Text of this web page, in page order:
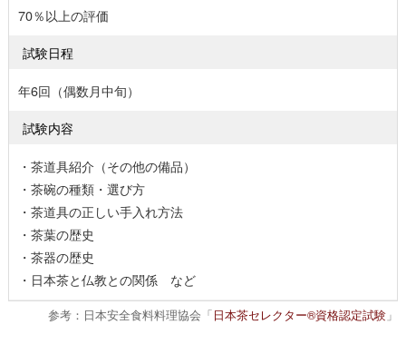
70％以上の評価
試験日程
年6回（偶数月中旬）
試験内容
・茶道具紹介（その他の備品）
・茶碗の種類・選び方
・茶道具の正しい手入れ方法
・茶葉の歴史
・茶器の歴史
・日本茶と仏教との関係 など
参考：日本安全食料料理協会「日本茶セレクター®資格認定試験 」